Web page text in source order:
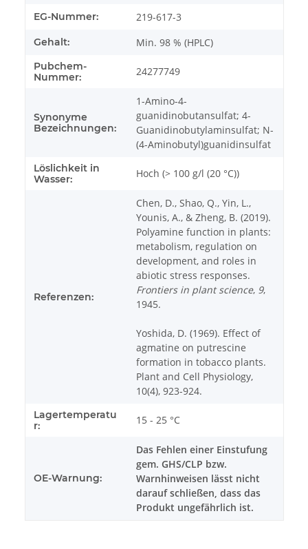
EG-Nummer: 219-617-3
Gehalt: Min. 98 % (HPLC)
Pubchem-
Nummer:
24277749
Synonyme
Bezeichnungen:
1-Amino-4-
guanidinobutansulfat; 4-
Guanidinobutylaminsulfat; N-
(4-Aminobutyl)guanidinsulfat
Löslichkeit in
Wasser:
Hoch (> 100 g/l (20 °C))
Referenzen:
Chen, D., Shao, Q., Yin, L.,
Younis, A., & Zheng, B. (2019).
Polyamine function in plants:
metabolism, regulation on
development, and roles in
abiotic stress responses.
Frontiers in plant science, 9,
1945.
Yoshida, D. (1969). Effect of
agmatine on putrescine
formation in tobacco plants.
Plant and Cell Physiology,
10(4), 923-924.
Lagertemperatu
r:
15 - 25 °C
OE-Warnung:
Das Fehlen einer Einstufung
gem. GHS/CLP bzw.
Warnhinweisen lässt nicht
darauf schließen, dass das
Produkt ungefährlich ist.